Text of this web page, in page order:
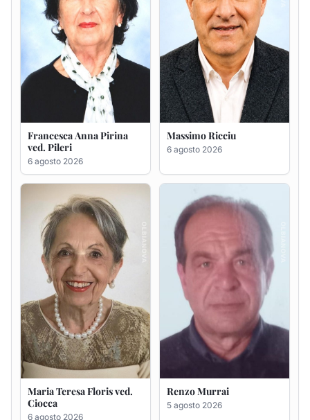
Maria Teresa Floris ved.
6 agosto 2026
Renzo Murrai
5 agosto 2026